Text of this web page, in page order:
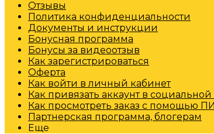
Отзывы
Политика конфиденциальности
Документы и инструкции
Бонусная программа
Бонусы за видеоотзыв
Как зарегистрироваться
Оферта
Как войти в личный кабинет
Как привязать аккаунт в
Как просмотреть заказ с помощью
Партнерская программа, блогерам
Еще